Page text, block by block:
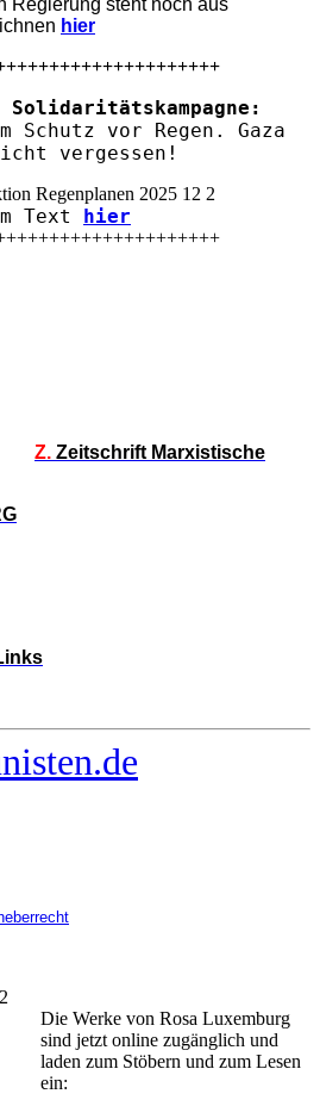
hier
Solidaritätskampagne:
Schutz vor Regen. Gaza
vergessen!
Text hier
Z. Zeitschrift Marxistische
Die Werke von Rosa Luxemburg
sind jetzt online zugänglich und
laden zum Stöbern und zum Lesen
ein: